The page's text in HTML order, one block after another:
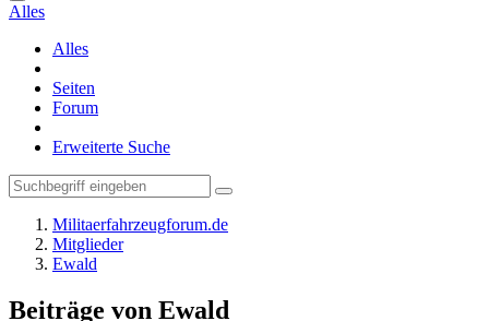
Alles
Alles
Seiten
Forum
Erweiterte Suche
Militaerfahrzeugforum.de
Mitglieder
Ewald
Beiträge von Ewald